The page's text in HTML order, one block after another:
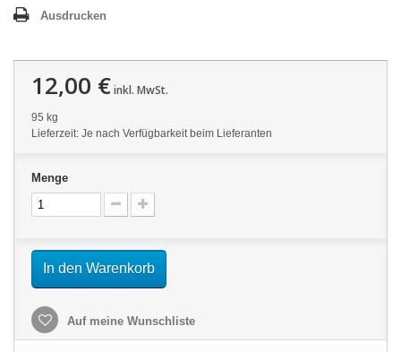
Ausdrucken
12,00 €inkl. MwSt.
95 kg
Lieferzeit: Je nach Verfügbarkeit beim Lieferanten
Menge
In den Warenkorb
Auf meine Wunschliste